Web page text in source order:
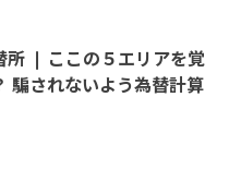
所 ❘ ここの５エリアを覚
騙されないよう為替計算